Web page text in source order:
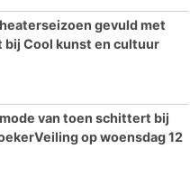
gevuld met
bij Cool kunst en cultuur
van toen schittert bij
op woensdag 12